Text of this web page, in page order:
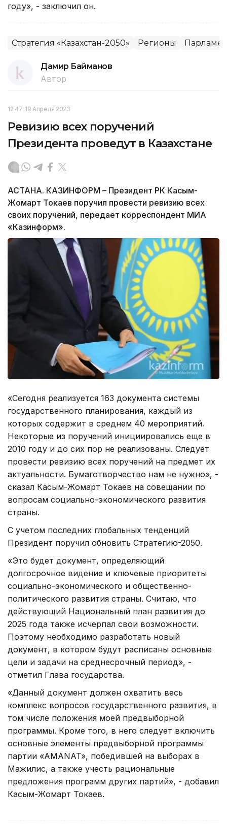
году», - заключил он.
Стратегия «Казахстан-2050» Регионы
Дамир Байманов
Автор
12:47, 19 Апреля 2023
Ревизию всех поручений
Президента проведут в Казахстане
АСТАНА. КАЗИНФОРМ – Президент РК Касым-
Жомарт Токаев поручил провести ревизию всех
своих поручений, передает корреспондент МИА
«Казинформ».
«Сегодня реализуется 163 документа системы
государственного планирования, каждый из
которых содержит в среднем 40 мероприятий.
Некоторые из поручений инициировались еще в
2010 году и до сих пор не реализованы. Следует
провести ревизию всех поручений на предмет их
актуальности. Бумаготворчество нам не нужно», -
сказал Касым-Жомарт Токаев на совещании по
вопросам социально-экономического развития
страны.
С учетом последних глобальных тенденций
Президент поручил обновить Стратегию-2050.
«Это будет документ, определяющий
долгосрочное видение и ключевые приоритеты
социально-экономического и общественно-
политического развития страны. Считаю, что
действующий Национальный план развития до
2025 года также исчерпал свои возможности.
Поэтому необходимо разработать новый
документ, в котором будут расписаны основные
цели и задачи на среднесрочный период», -
отметил Глава государства.
«Данный документ должен охватить весь
комплекс вопросов государственного развития, в
том числе положения моей предвыборной
программы. Кроме того, в него следует включить
основные элементы предвыборной программы
партии «АMANAT», победившей на выборах в
Мажилис, а также учесть рациональные
предложения программ других партий», - добавил
Касым-Жомарт Токаев.